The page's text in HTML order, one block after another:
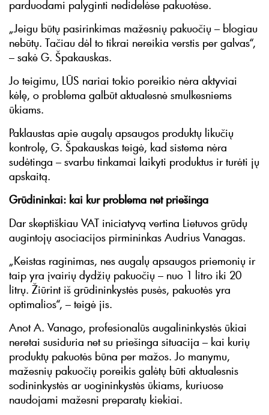
parduodami palyginti nedidelėse pakuotėse.
„Jeigu būtų pasirinkimas mažesnių pakuočių – blogiau
nebūtų. Tačiau dėl to tikrai nereikia verstis per galvas“,
– sakė G. Špakauskas.
Jo teigimu, LŪS nariai tokio poreikio nėra aktyviai
kėlę, o problema galbūt aktualesnė smulkesniems
ūkiams.
Paklaustas apie augalų apsaugos produktų likučių
kontrolę, G. Špakauskas teigė, kad sistema nėra
sudėtinga – svarbu tinkamai laikyti produktus ir turėti jų
apskaitą.
Grūdininkai: kai kur problema net priešinga
Dar skeptiškiau VAT iniciatyvą vertina Lietuvos grūdų
augintojų asociacijos pirmininkas Audrius Vanagas.
„Keistas raginimas, nes augalų apsaugos priemonių ir
taip yra įvairių dydžių pakuočių – nuo 1 litro iki 20
litrų. Žiūrint iš grūdininkystės pusės, pakuotės yra
optimalios“, – teigė jis.
Anot A. Vanago, profesionalūs augalininkystės ūkiai
neretai susiduria net su priešinga situacija – kai kurių
produktų pakuotės būna per mažos. Jo manymu,
mažesnių pakuočių poreikis galėtų būti aktualesnis
sodininkystės ar uogininkystės ūkiams, kuriuose
naudojami mažesni preparatų kiekiai.